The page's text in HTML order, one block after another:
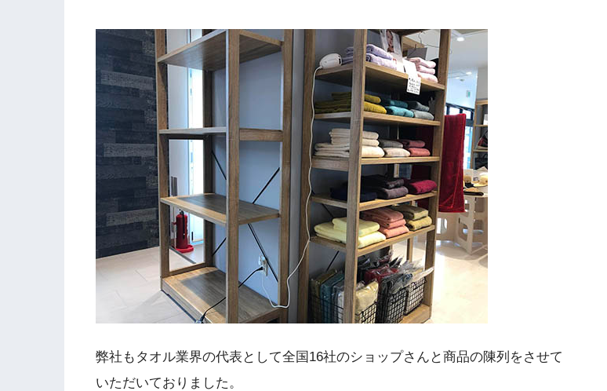
弊社もタオル業界の代表として全国16社のショップさんと商品の陳列をさせて
いただいておりました。